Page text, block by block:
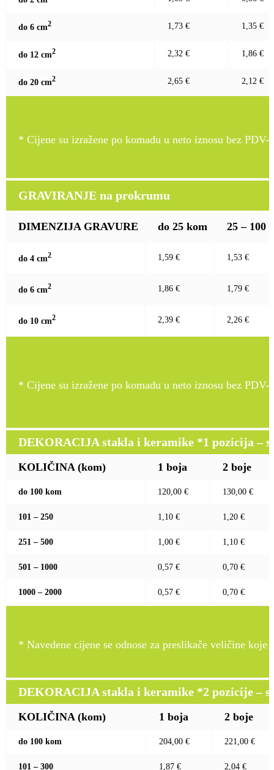
do 6 cm2 1,73 € 1,35 €
do 12 cm2 2,32 € 1,86 €
do 20 cm2 2,65 € 2,12 €
* Cijene su izražene po komadu u neto iznosu bez PDV-
GRAVIRANJE na prokrumu
DIMENZIJA GRAVURE do 25 kom 25 – 100
do 4 cm2 1,59 € 1,53 €
do 6 cm2 1,86 € 1,79 €
do 10 cm2 2,39 € 2,26 €
* Cijene su izražene po komadu u neto iznosu bez PDV-
DEKORACIJA stakla i keramike *1 pozicija –
KOLIČINA (kom) 1 boja 2 boje
do 100 kom 120,00 € 130,00 €
101 – 250 1,10 € 1,20 €
251 – 500 1,00 € 1,10 €
501 – 1000 0,57 € 0,70 €
1000 – 2000 0,57 € 0,70 €
* Navedene cijene se odnose za preslikače veličine
DEKORACIJA stakla i keramike *2 pozicije –
KOLIČINA (kom) 1 boja 2 boje
do 100 kom 204,00 € 221,00 €
101 – 300 1,87 € 2,04 €